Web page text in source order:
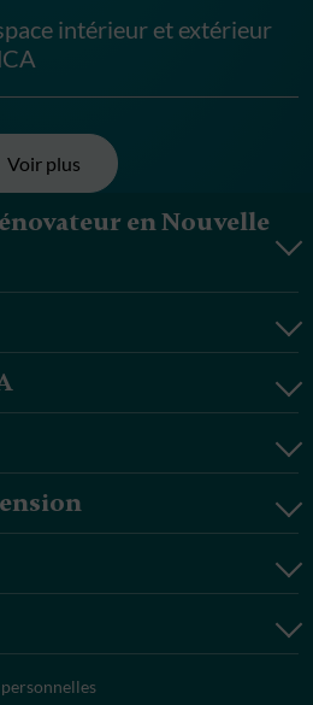
intérieur et extérieur
Voir plus
en Nouvelle